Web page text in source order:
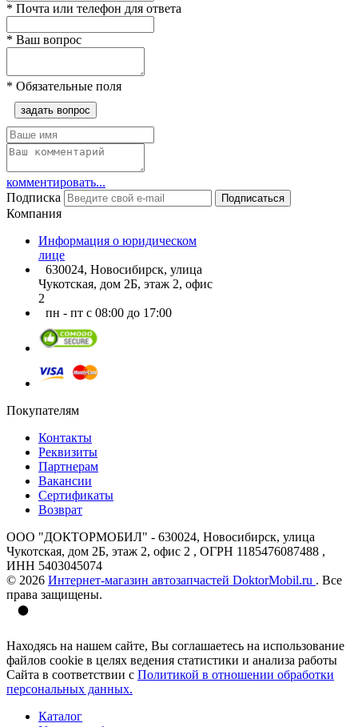
* Почта или телефон для ответа
* Ваш вопрос
* Обязательные поля
задать вопрос
комментировать...
Подписка
Подписаться
Компания
Информация о юридическом
лице
630024, Новосибирск, улица
Чукотская, дом 2Б, этаж 2, офис
2
пн - пт с 08:00 до 17:00
Покупателям
Контакты
Реквизиты
Партнерам
Вакансии
Сертификаты
Возврат
ООО "ДОКТОРМОБИЛ" - 630024, Новосибирск, улица
Чукотская, дом 2Б, этаж 2, офис 2 , ОГРН 1185476087488 ,
ИНН 5403045074
© 2026 Интернет-магазин автозапчастей DoktorMobil.ru . Все
права защищены.
Находясь на нашем сайте, Вы соглашаетесь на использование
файлов cookie в целях ведения статистики и анализа работы
Сайта в соответствии с Политикой в отношении обработки
персональных данных.
Каталог